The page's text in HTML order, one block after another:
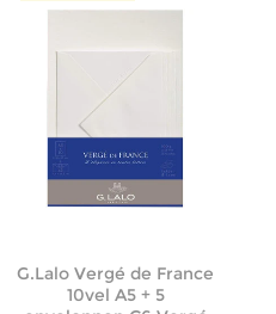
G.Lalo Vergé de France
10vel A5 + 5